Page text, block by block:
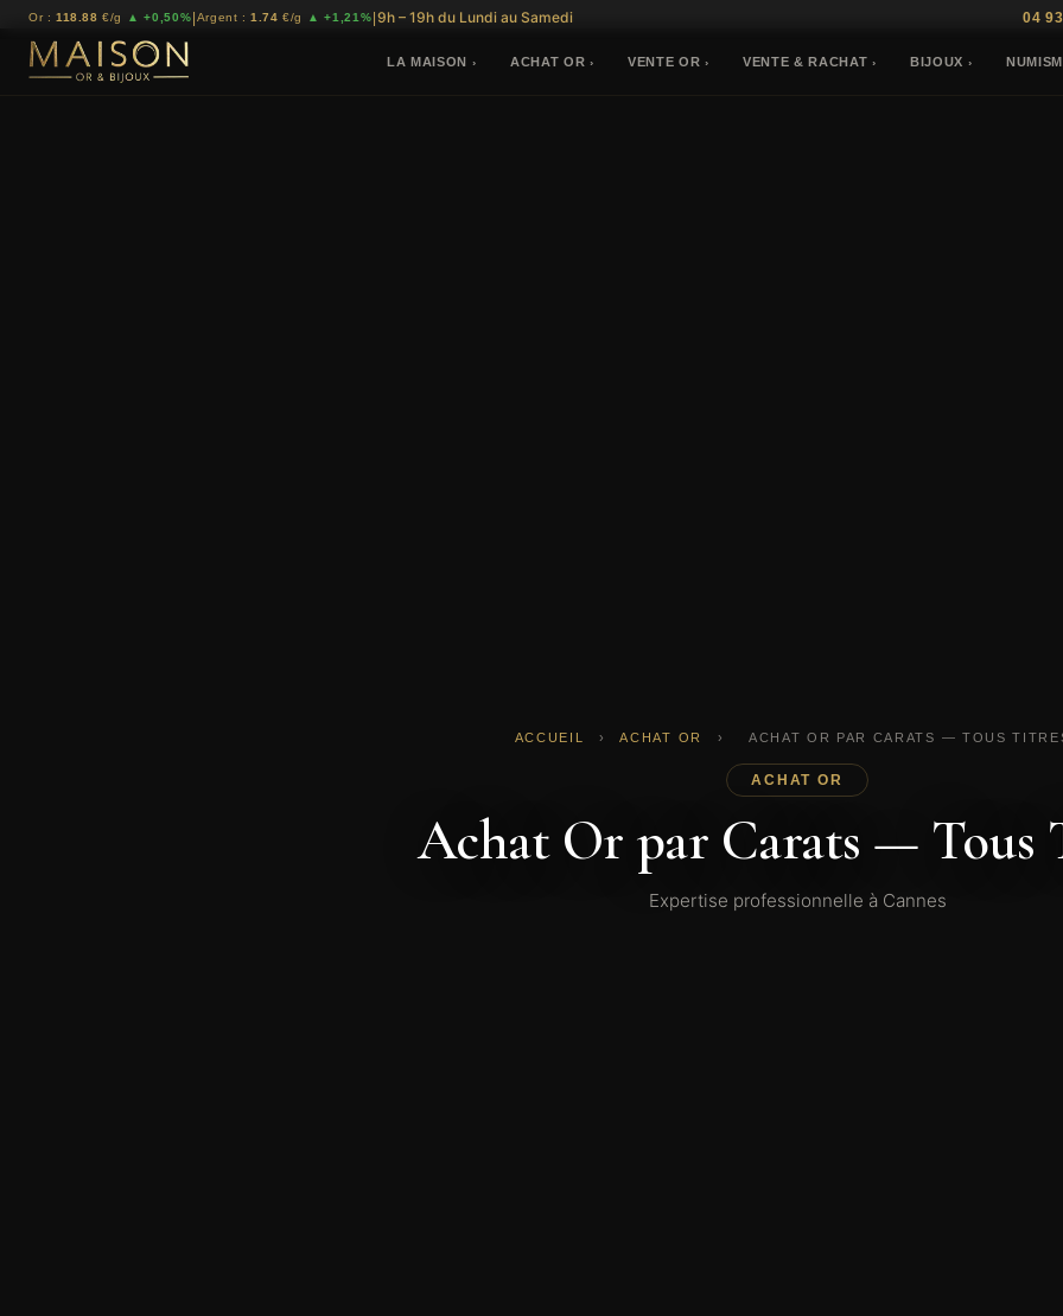
Or : 118.88 €/g ▲ +0,50%|Argent :1.74 €/g ▲ +1,21%|9h – 19h du Lundi au Samedi 04
LA MAISON › ACHAT OR › VENTE OR › VENTE & RACHAT › BIJOUX ›
ACCUEIL › ACHAT OR › ACHAT OR PAR CARATS — TOUS
ACHAT OR
Achat Or par Carats — Tous
Expertise professionnelle à Cannes